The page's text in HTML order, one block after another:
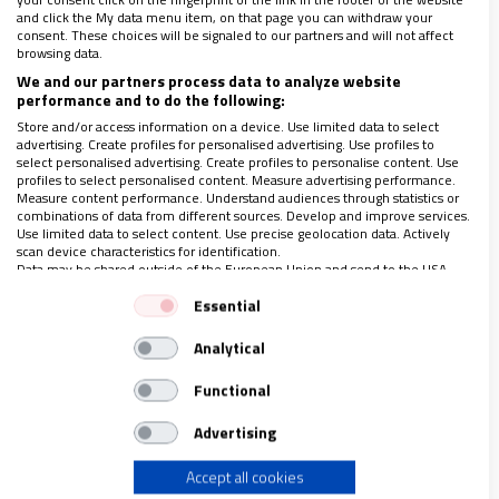
pero dicen no al matrimonio homosexual
El Papa, con las víctimas del “suceso
dramático” de Génova
JOSÉ BELTRÁN
and click the My data menu item, on that page you can withdraw your
consent. These choices will be signaled to our partners and will not affect
browsing data.
We and our partners process data to analyze website
performance and to do the following:
Store and/or access information on a device. Use limited data to select
advertising. Create profiles for personalised advertising. Use profiles to
select personalised advertising. Create profiles to personalise content. Use
profiles to select personalised content. Measure advertising performance.
Measure content performance. Understand audiences through statistics or
combinations of data from different sources. Develop and improve services.
Use limited data to select content. Use precise geolocation data. Actively
scan device characteristics for identification.
Data may be shared outside of the European Union and send to the USA.
Your consent and the cookie policy applies solely to this website/app.
View Partner List (1 IAB Vendors)
We use your data for the following purposes:
IAB processing purposes:
Use limited data to select advertising
Essential
Analytical
Functional
Advertising
Accept all cookies